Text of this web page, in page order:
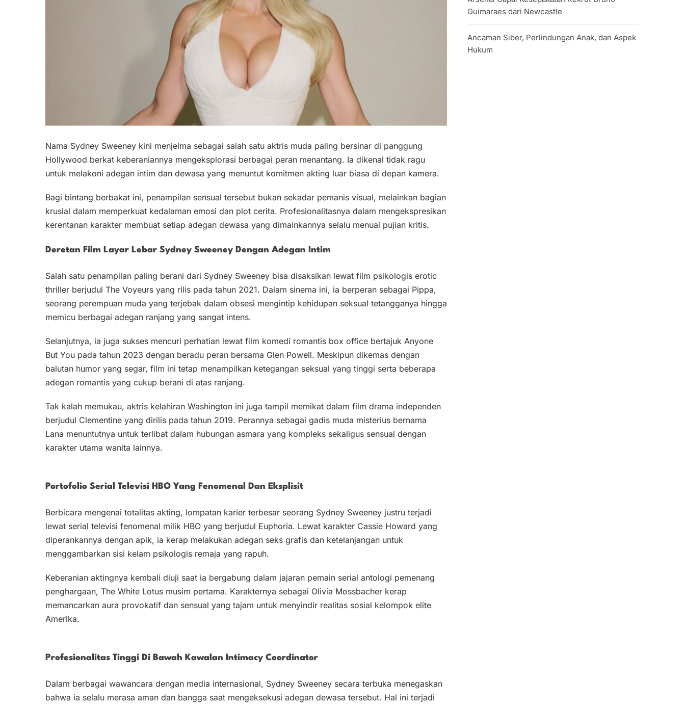
Nama Sydney Sweeney kini menjelma sebagai salah satu aktris muda paling bersinar di panggung
Hollywood berkat keberaniannya mengeksplorasi berbagai peran menantang. Ia dikenal tidak ragu
untuk melakoni adegan intim dan dewasa yang menuntut komitmen akting luar biasa di depan kamera.
Bagi bintang berbakat ini, penampilan sensual tersebut bukan sekadar pemanis visual, melainkan bagian
krusial dalam memperkuat kedalaman emosi dan plot cerita. Profesionalitasnya dalam mengekspresikan
kerentanan karakter membuat setiap adegan dewasa yang dimainkannya selalu menuai pujian kritis.
Deretan Film Layar Lebar Sydney Sweeney Dengan Adegan Intim
Salah satu penampilan paling berani dari Sydney Sweeney bisa disaksikan lewat film psikologis erotic
thriller berjudul The Voyeurs yang rilis pada tahun 2021. Dalam sinema ini, ia berperan sebagai Pippa,
seorang perempuan muda yang terjebak dalam obsesi mengintip kehidupan seksual tetangganya hingga
memicu berbagai adegan ranjang yang sangat intens.
Selanjutnya, ia juga sukses mencuri perhatian lewat film komedi romantis box office bertajuk Anyone
But You pada tahun 2023 dengan beradu peran bersama Glen Powell. Meskipun dikemas dengan
balutan humor yang segar, film ini tetap menampilkan ketegangan seksual yang tinggi serta beberapa
adegan romantis yang cukup berani di atas ranjang.
Tak kalah memukau, aktris kelahiran Washington ini juga tampil memikat dalam film drama independen
berjudul Clementine yang dirilis pada tahun 2019. Perannya sebagai gadis muda misterius bernama
Lana menuntutnya untuk terlibat dalam hubungan asmara yang kompleks sekaligus sensual dengan
karakter utama wanita lainnya.
Portofolio Serial Televisi HBO Yang Fenomenal Dan Eksplisit
Berbicara mengenai totalitas akting, lompatan karier terbesar seorang Sydney Sweeney justru terjadi
lewat serial televisi fenomenal milik HBO yang berjudul Euphoria. Lewat karakter Cassie Howard yang
diperankannya dengan apik, ia kerap melakukan adegan seks grafis dan ketelanjangan untuk
menggambarkan sisi kelam psikologis remaja yang rapuh.
Keberanian aktingnya kembali diuji saat ia bergabung dalam jajaran pemain serial antologi pemenang
penghargaan, The White Lotus musim pertama. Karakternya sebagai Olivia Mossbacher kerap
memancarkan aura provokatif dan sensual yang tajam untuk menyindir realitas sosial kelompok elite
Amerika.
Profesionalitas Tinggi Di Bawah Kawalan Intimacy Coordinator
Dalam berbagai wawancara dengan media internasional, Sydney Sweeney secara terbuka menegaskan
bahwa ia selalu merasa aman dan bangga saat mengeksekusi adegan dewasa tersebut. Hal ini terjadi
Guimaraes dari Newcastle
Ancaman Siber, Perlindungan Anak, dan Aspek
Hukum